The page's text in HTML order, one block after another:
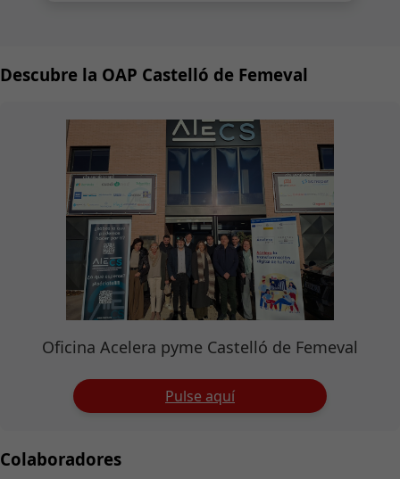
Descubre la OAP Castelló de Femeval
Oficina Acelera pyme Castelló de Femeval
Pulse aquí
Colaboradores